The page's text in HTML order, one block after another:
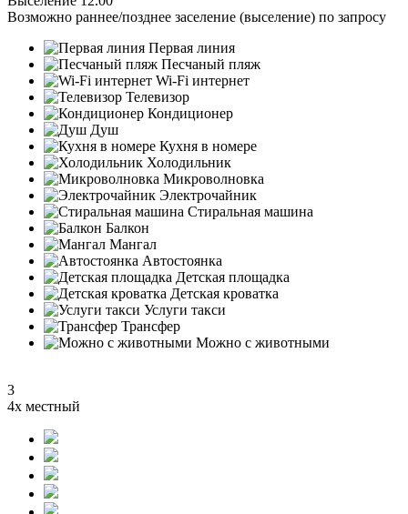
Возможно раннее/позднее заселение (выселение) по запросу
Первая линия
Песчаный пляж
Wi-Fi интернет
Телевизор
Кондиционер
Душ
Кухня в номере
Холодильник
Микроволновка
Электрочайник
Стиральная машина
Балкон
Мангал
Автостоянка
Детская площадка
Детская кроватка
Услуги такси
Трансфер
Можно с животными
3
4х местный